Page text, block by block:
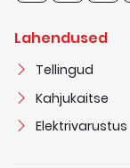
Lahendused
Tellingud
Kahjukaitse
Elektrivarustus